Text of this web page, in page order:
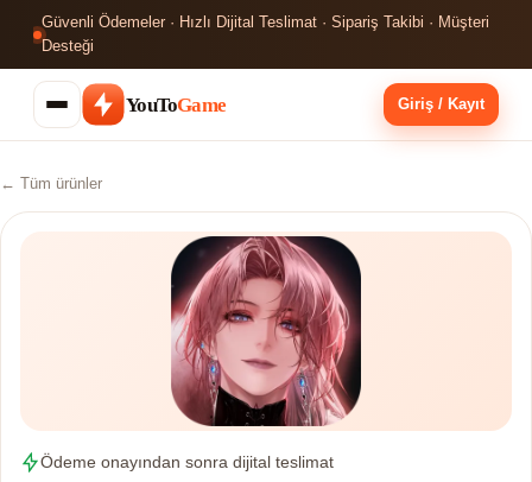
Güvenli Ödemeler · Hızlı Dijital Teslimat · Sipariş Takibi · Müşteri
Desteği
YouToGame Giriş / Kayıt
← Tüm ürünler
Ödeme onayından sonra dijital teslimat